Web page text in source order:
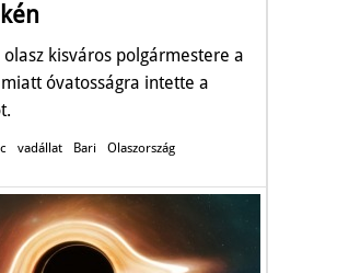
olasz kisváros polgármestere a
óvatosságra intette a
vadállat Bari Olaszország